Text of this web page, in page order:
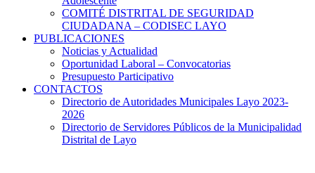
COMITÉ DISTRITAL DE SEGURIDAD
CIUDADANA – CODISEC LAYO
PUBLICACIONES
Noticias y Actualidad
Oportunidad Laboral – Convocatorias
Presupuesto Participativo
CONTACTOS
Directorio de Autoridades Municipales Layo 2023-
2026
Directorio de Servidores Públicos de la Municipalidad
Distrital de Layo